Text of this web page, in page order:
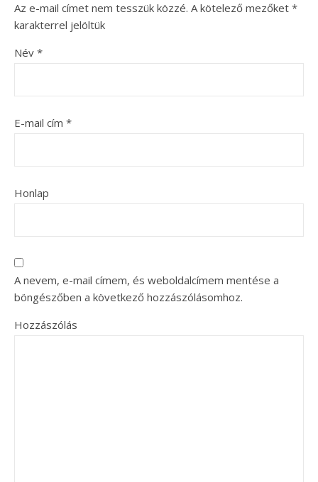
Az e-mail címet nem tesszük közzé. A kötelező mezőket *
karakterrel jelöltük
Név *
E-mail cím *
Honlap
A nevem, e-mail címem, és weboldalcímem mentése a
böngészőben a következő hozzászólásomhoz.
Hozzászólás